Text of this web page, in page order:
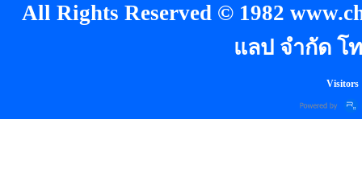
All Rights Reserved © 1982
แลป จำกัด โ
Visitors